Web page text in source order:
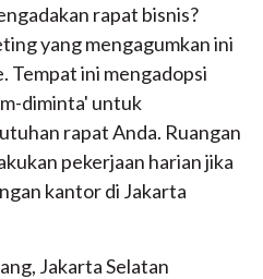
rapat bisnis?
yang mengagumkan ini
Tempat ini mengadopsi
diminta' untuk
rapat Anda. Ruangan
pekerjaan harian jika
kantor di Jakarta
Jakarta Selatan